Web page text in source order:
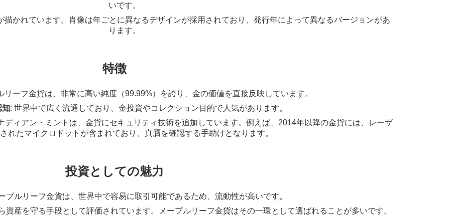
いです。
描かれています。肖像は年ごとに異なるデザインが採用されており、発行年によって異なるバージョンがあ
ります。
特徴
リーフ金貨は、非常に高い純度（99.99%）を誇り、金の価値を直接反映しています。
知: 世界中で広く流通しており、金投資やコレクション目的で人気があります。
ディアン・ミントは、金貨にセキュリティ技術を追加しています。例えば、2014年以降の金貨には、レーザ
れたマイクロドットが含まれており、真贋を確認する手助けとなります。
投資としての魅力
プルリーフ金貨は、世界中で容易に取引可能であるため、流動性が高いです。
資産を守る手段として評価されています。メープルリーフ金貨はその一環として選ばれることが多いです。